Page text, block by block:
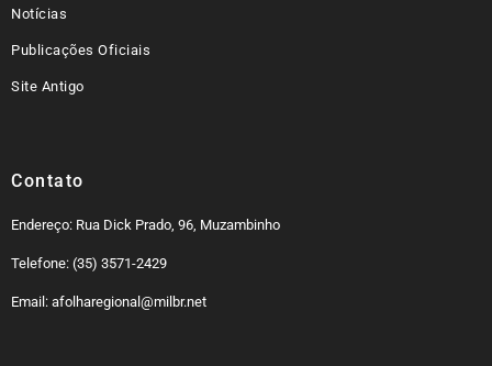
Notícias
Publicações Oficiais
Site Antigo
Contato
Endereço: Rua Dick Prado, 96, Muzambinho
Telefone: (35) 3571-2429
Email: afolharegional@milbr.net